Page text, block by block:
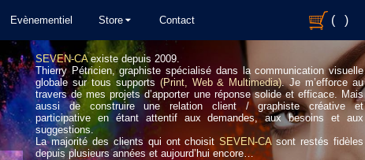
Evènementiel Store Contact ( )
SEVEN-CAexiste depuis 2009.
Thierry Pétricien, graphiste spécialisé dans la communication visuelle
globale sur tous supports (Print, Web & Multimedia). Je m’efforce au
travers de mes projets d’apporter une réponse solide et efficace. Mais
aussi de construire une relation client / graphiste créative et
participative en étant attentif aux demandes, aux besoins et aux
suggestions.
La majorité des clients qui ont choisitSEVEN-CAsont restés fidèles
depuis plusieurs années et aujourd’hui encore…